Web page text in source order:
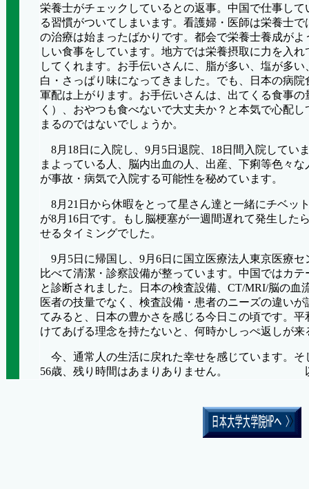
栄養士がチェックしているとの返事。中国で仕事し
る習慣がついてしまいます。看護婦・医師は栄養士
の治療は始まったばかりです。都会で栄養士養成が
しい食事をしています。地方では栄養摂取に力を入
してくれます。お手伝いさんに、脂が多い、塩が多
白・さっぱり味になってきました。でも、日本の病
軍配は上がります。お手伝いさんは、出てくる食事
く）、おやつも食べないで大丈夫か？と本気で心配
まるのではないでしょうか。
8月 18日に入院し、 9月 5日退院、 18日間入院してい
まよっている人、脳内出血の人、出産、下痢等色々
が事故・病気で入院する可能性を秘めています。
8月 21 日から休暇をとって星さん達と一緒にチベッ
が8月 16日です。もし脳梗塞が一週間遅れて発生した
せるタイミングでした。
9月 5日に帰国し、 9月 6日に国立医療法人東京医療
比べて清潔・診察設備が整っています。中国ではカ
と診断されました。日本の検査設備、 CT/MRI/脳の血
医者の技量でなく、検査設備・患者のニーズの違い
てみると、日本の豊かさを感じる今日この頃です。
けてあげる理念を持たないと、何時かしっぺ返しが
今、通常人の生活に戻れた幸せを感じています。
56歳、残り時間はあまりありません。